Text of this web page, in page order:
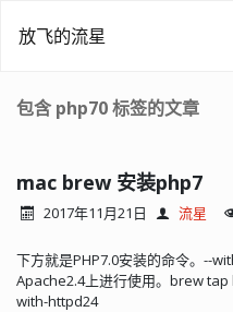
放飞的流星
包含 php70 标签的文章
mac brew 安装php7
2017年11月21日 流星
下方就是PHP7.0安装的命令。--
Apache2.4上进行使用。brew
with-httpd24